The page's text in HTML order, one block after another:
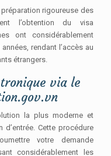
rigoureuse des
l’obtention du visa
ont considérablement
rendant l’accès au
étrangers.
via le
la plus moderne et
Cette procédure
votre demande
considérablement les